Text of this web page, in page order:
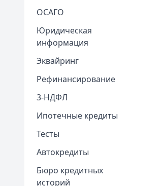
ОСАГО
Юридическая
информация
Эквайринг
Рефинансирование
3-НДФЛ
Ипотечные кредиты
Тесты
Автокредиты
Бюро кредитных
историй